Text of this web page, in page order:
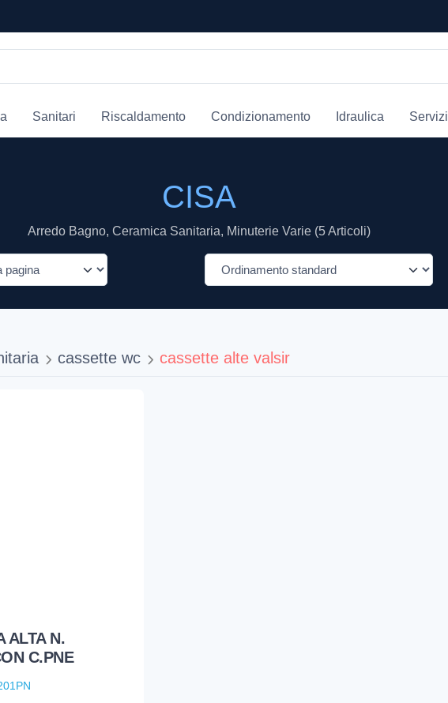
Sanitari Riscaldamento Condizionamento Idraulica Servizi
CISA
Arredo Bagno, Ceramica Sanitaria, Minuterie Varie (5 Articoli)
cassette wc cassette alte valsir
ALTA N.
C.PNE